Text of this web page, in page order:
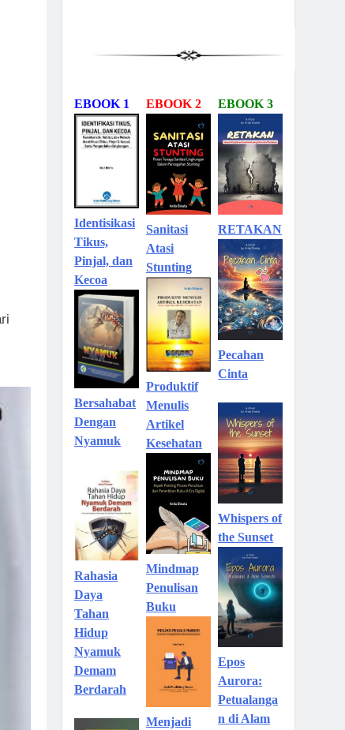
EBOOK 1
Identisikasi
Tikus,
Pinjal, dan
Kecoa
Bersahabat
Dengan
Nyamuk
Rahasia
Daya
Tahan
Hidup
Nyamuk
Demam
Berdarah
EBOOK 2
Sanitasi
Atasi
Stunting
Produktif
Menulis
Artikel
Kesehatan
Mindmap
Penulisan
Buku
Menjadi
EBOOK 3
RETAKAN
Pecahan
Cinta
Whispers of
the Sunset
Epos
Aurora:
Petualanga
n di Alam